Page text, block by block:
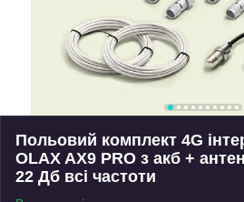
Польовий комплект 4G
OLAX AX9 PRO з акб +
22 Дб всі частоти